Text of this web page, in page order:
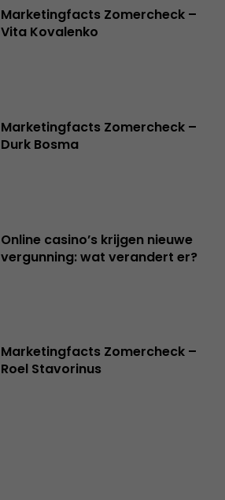
Marketingfacts Zomercheck –
Vita Kovalenko
Marketingfacts Zomercheck –
Durk Bosma
Online casino’s krijgen nieuwe
vergunning: wat verandert er?
Marketingfacts Zomercheck –
Roel Stavorinus